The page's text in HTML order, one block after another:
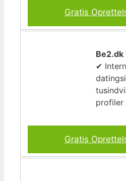
Gratis
Be2.dk
✔
profiler
Gratis